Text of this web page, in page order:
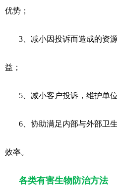
优势；
3、减小因投诉而造成的资
益；
5、减小客户投诉，维护单
6、协助满足内部与外部卫
效率。
各类有害生物防治方法